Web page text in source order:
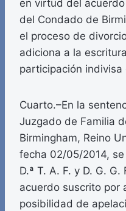
en virtud del
del Condado de
el proceso de
adiciona a la
participación
Cuarto.–En la
Juzgado de Familia
Birmingham, Reino
fecha 02/05/2014,
D.ª T. A. F. y D. G.
acuerdo suscrito por
posibilidad de